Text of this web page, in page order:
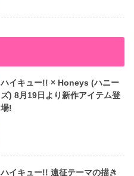
ハイキュー!! × Honeys (ハニー
ズ) 8月19日より新作アイテム登
場!
ハイキュー!! 遠征テーマの描き